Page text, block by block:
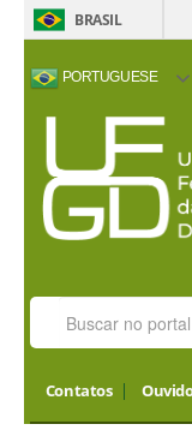
BRASIL
PORTUGUESE
ACESSIBILIDADE
Contatos